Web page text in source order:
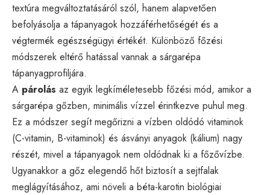
textúra megváltoztatásáról szól, hanem alapvetően
befolyásolja a tápanyagok hozzáférhetőségét és a
végtermék egészségügyi értékét. Különböző főzési
módszerek eltérő hatással vannak a sárgarépa
tápanyagprofiljára.
A párolás az egyik legkíméletesebb főzési mód, amikor a
sárgarépa gőzben, minimális vízzel érintkezve puhul meg.
Ez a módszer segít megőrizni a vízben oldódó vitaminok
(C-vitamin, B-vitaminok) és ásványi anyagok (kálium) nagy
részét, mivel a tápanyagok nem oldódnak ki a főzővízbe.
Ugyanakkor a gőz elegendő hőt biztosít a sejtfalak
meglágyításához, ami növeli a béta-karotin biológiai